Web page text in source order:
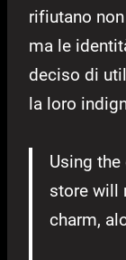
rifiutano
ma le
deciso di
la loro
Using
store will
charm,